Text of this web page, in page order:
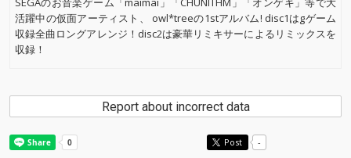
活躍中の仮面アーティスト、 owl*treeの1stアルバム! disc1はgゲーム
収録全曲ロングアレンジ！disc2は豪華リミキサーによるリミックスを
収録！
Report about incorrect data
Post -